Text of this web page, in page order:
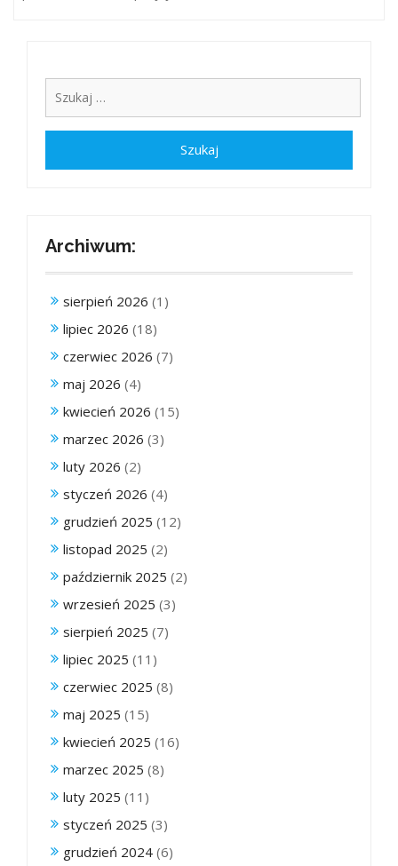
Archiwum:
sierpień 2026 (1)
lipiec 2026 (18)
czerwiec 2026 (7)
maj 2026 (4)
kwiecień 2026 (15)
marzec 2026 (3)
luty 2026 (2)
styczeń 2026 (4)
grudzień 2025 (12)
listopad 2025 (2)
październik 2025 (2)
wrzesień 2025 (3)
sierpień 2025 (7)
lipiec 2025 (11)
czerwiec 2025 (8)
maj 2025 (15)
kwiecień 2025 (16)
marzec 2025 (8)
luty 2025 (11)
styczeń 2025 (3)
grudzień 2024 (6)